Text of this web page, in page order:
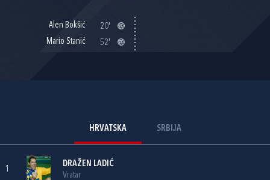
Alen Bokšić
20'
Mario Stanić
52'
HRVATSKA SRBIJA
1
DRAŽEN LADIĆ
Vratar